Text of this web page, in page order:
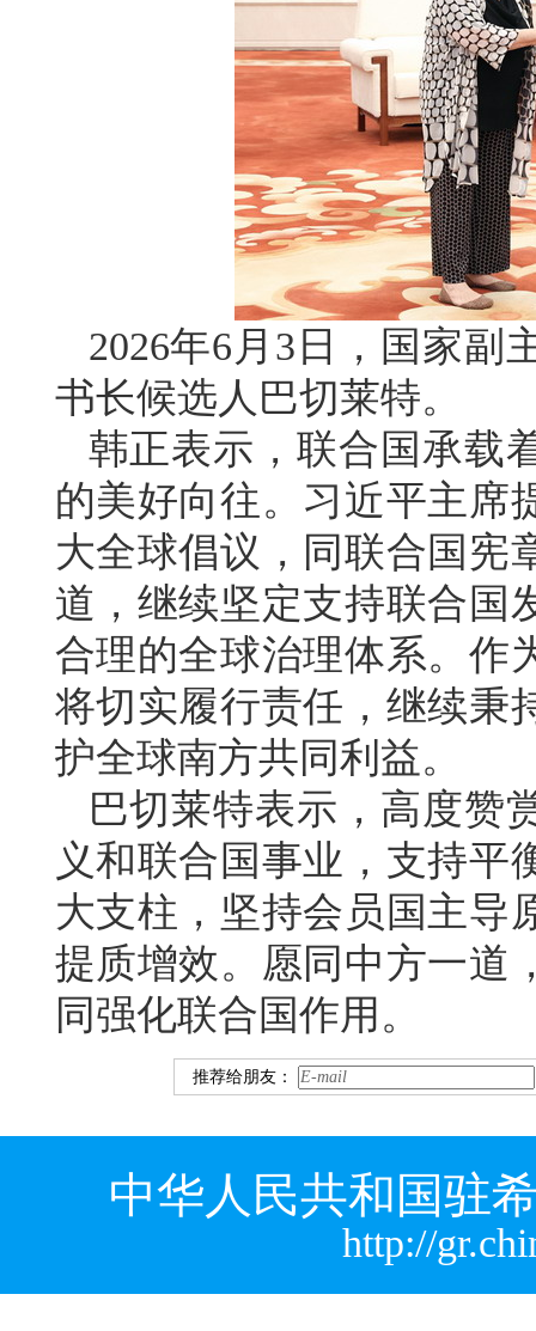
2026年6月3日，国家副
书长候选人巴切莱特。
韩正表示，联合国承载
的美好向往。习近平主席
大全球倡议，同联合国宪
道，继续坚定支持联合国
合理的全球治理体系。作
将切实履行责任，继续秉
护全球南方共同利益。
巴切莱特表示，高度赞
义和联合国事业，支持平
大支柱，坚持会员国主导
提质增效。愿同中方一道
同强化联合国作用。
推荐给朋友：
中华人民共和国驻
http://